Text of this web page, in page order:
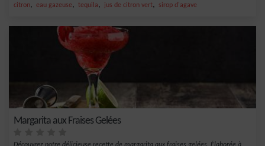
citron, eau gazeuse, tequila, jus de citron vert, sirop d'agave
Margarita aux Fraises Gelées